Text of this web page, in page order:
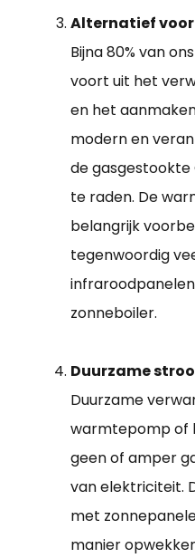
Alternatief
Bijna 80% van
voort uit het
en het
modern en
de
te raden. De
belangrijk
tegenwoordig
zonneboiler.
Duurzame
Duurzame
warmtepomp of
geen of amper
van elektriciteit.
met
manier